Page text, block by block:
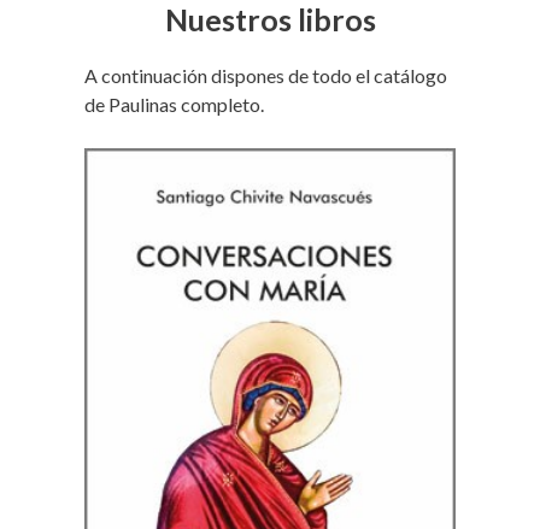
Nuestros libros
A continuación dispones de todo el catálogo
de Paulinas completo.